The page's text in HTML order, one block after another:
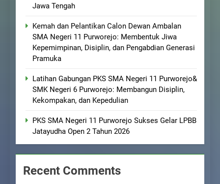
Jawa Tengah
Kemah dan Pelantikan Calon Dewan Ambalan
SMA Negeri 11 Purworejo: Membentuk Jiwa
Kepemimpinan, Disiplin, dan Pengabdian Generasi
Pramuka
Latihan Gabungan PKS SMA Negeri 11 Purworejo&
SMK Negeri 6 Purworejo: Membangun Disiplin,
Kekompakan, dan Kepedulian
PKS SMA Negeri 11 Purworejo Sukses Gelar LPBB
Jatayudha Open 2 Tahun 2026
Recent Comments